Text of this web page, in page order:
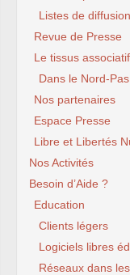
Listes de diffusion
Revue de Presse
Le tissus associatif
Dans le Nord-
Nos partenaires
Espace Presse
Libre et Libertés
Nos Activités
Besoin d’Aide ?
Education
Clients légers
Logiciels libres
Réseaux dans